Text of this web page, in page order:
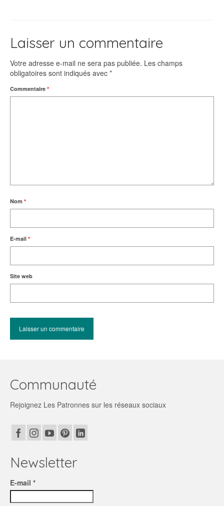
Laisser un commentaire
Votre adresse e-mail ne sera pas publiée. Les champs
obligatoires sont indiqués avec *
Commentaire *
Nom *
E-mail *
Site web
Communauté
Rejoignez Les Patronnes sur les réseaux sociaux
Newsletter
E-mail *